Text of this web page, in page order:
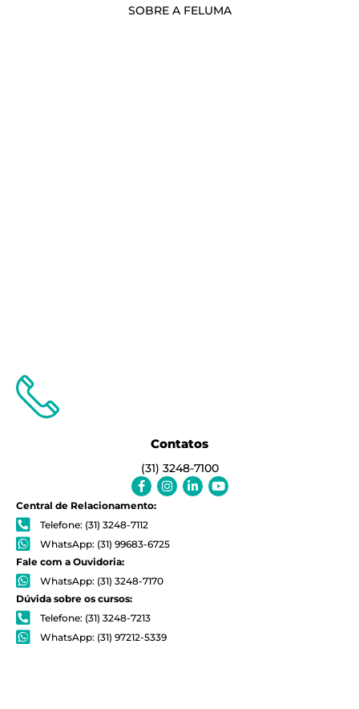
SOBRE A FELUMA
Contatos
(31) 3248-7100
Facebook-
f
Instagram
Linkedin-
in
Youtube
Central de Relacionamento:
Telefone: (31) 3248-7112
WhatsApp: (31) 99683-6725
Fale com a Ouvidoria:
WhatsApp: (31) 3248-7170
Dúvida sobre os cursos:
Telefone: (31) 3248-7213
WhatsApp: (31) 97212-5339